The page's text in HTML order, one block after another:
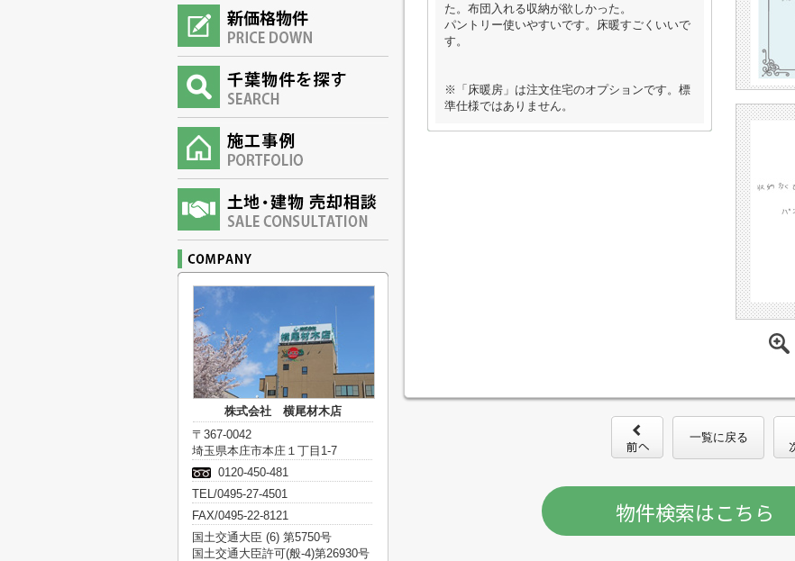
た。布団入れる収納が欲しかった。
パントリー使いやすいです。床暖すごくいいで
す。
※「床暖房」は注文住宅のオプションです。標
準仕様ではありません。
一覧に戻る
物件検索はこちら
株式会社 横尾材木店
〒367-0042
埼玉県本庄市本庄１丁目1-7
0120-450-481
TEL/0495-27-4501
FAX/0495-22-8121
国土交通大臣 (6) 第5750号
国土交通大臣許可(般-4)第26930号